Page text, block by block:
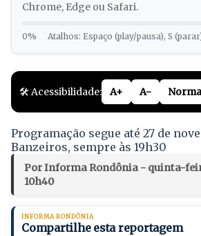
Chrome, Edge ou Safari.
0% Atalhos: Espaço (play/pausa), S
🛠️ Acessibilidade: A+ A-
Programação segue até 27 de
Banzeiros, sempre às 19h30
Por Informa Rondônia - quinta-
10h40
INFORMA RONDÔNIA
Compartilhe esta reportagem